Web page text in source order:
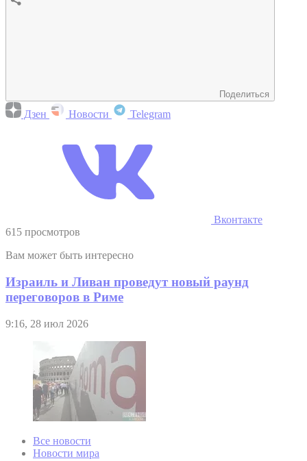
Поделиться
Дзен Новости Telegram
Вконтакте
615 просмотров
Вам может быть интересно
Израиль и Ливан проведут новый раунд
переговоров в Риме
9:16, 28 июл 2026
Все новости
Новости мира